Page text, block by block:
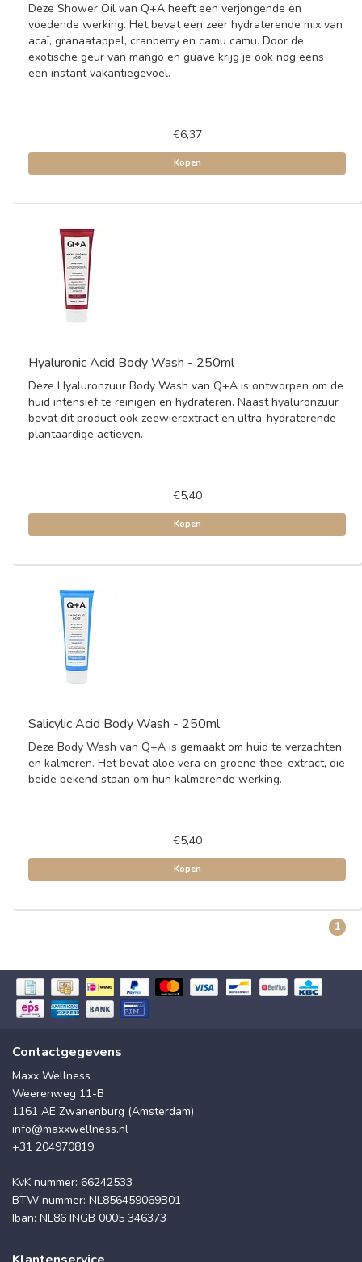
Deze Shower Oil van Q+A heeft een verjongende en
voedende werking. Het bevat een zeer hydraterende mix van
acaï, granaatappel, cranberry en camu camu. Door de
exotische geur van mango en guave krijg je ook nog eens
een instant vakantiegevoel.
€6,37
Kopen
Hyaluronic Acid Body Wash - 250ml
Deze Hyaluronzuur Body Wash van Q+A is ontworpen om de
huid intensief te reinigen en hydrateren. Naast hyaluronzuur
bevat dit product ook zeewierextract en ultra-hydraterende
plantaardige actieven.
€5,40
Kopen
Salicylic Acid Body Wash - 250ml
Deze Body Wash van Q+A is gemaakt om huid te verzachten
en kalmeren. Het bevat aloë vera en groene thee-extract, die
beide bekend staan om hun kalmerende werking.
€5,40
Kopen
1
Contactgegevens
Maxx Wellness
Weerenweg 11-B
1161 AE Zwanenburg (Amsterdam)
info@maxxwellness.nl
+31 204970819
KvK nummer: 66242533
BTW nummer: NL856459069B01
Iban: NL86 INGB 0005 346373